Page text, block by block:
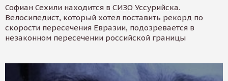
Софиан Сехили находится в СИЗО Уссурийска.
Велосипедист, который хотел поставить рекорд по
скорости пересечения Евразии, подозревается в
незаконном пересечении российской границы